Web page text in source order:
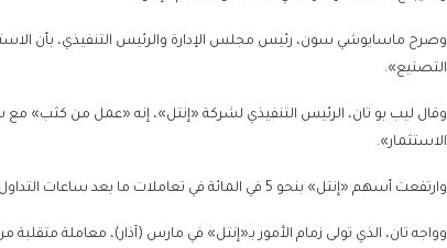
وصرح ماسايوشي سون، رئيس مجلس الإدارة والرئيس التنفيذي، بأن
التصنيع».
وقال ليب بو تان، الرئيس التنفيذي لشركة «إنتل»، إنه «عمل من كثب» مع
الاستثمار».
وارتفعت أسهم «إنتل» بنحو 5 في المائة في تعاملات ما بعد ساعات التداول عقب الإعلان.
وواجه تان، الذي تولى زمام الأمور بـ«إنتل» في مارس (آذار)، معاملة متقلبة